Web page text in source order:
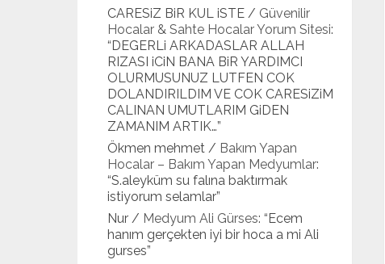
CARESiZ BiR KUL iSTE / Güvenilir
Hocalar & Sahte Hocalar Yorum Sitesi:
“DEGERLi ARKADASLAR ALLAH
RIZASI iCiN BANA BiR YARDIMCI
OLURMUSUNUZ LUTFEN COK
DOLANDIRILDIM VE COK CARESiZiM
CALINAN UMUTLARIM GiDEN
ZAMANIM ARTIK…”
Ökmen mehmet / Bakım Yapan
Hocalar – Bakım Yapan Medyumlar:
“S.aleyküm su falına baktırmak
istiyorum selamlar”
Nur / Medyum Ali Gürses: “Ecem
hanım gerçekten iyi bir hoca a mi Ali
gurses”